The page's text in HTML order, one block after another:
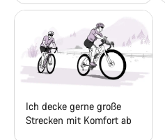
Ich decke gerne große
Strecken mit Komfort ab
Benötigst du Hilfe?
Unsere Experten stehen dir